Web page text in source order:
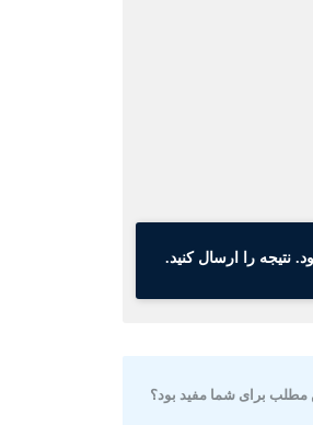
را ارسال کنید.
مطلب برای شما مفید بود؟